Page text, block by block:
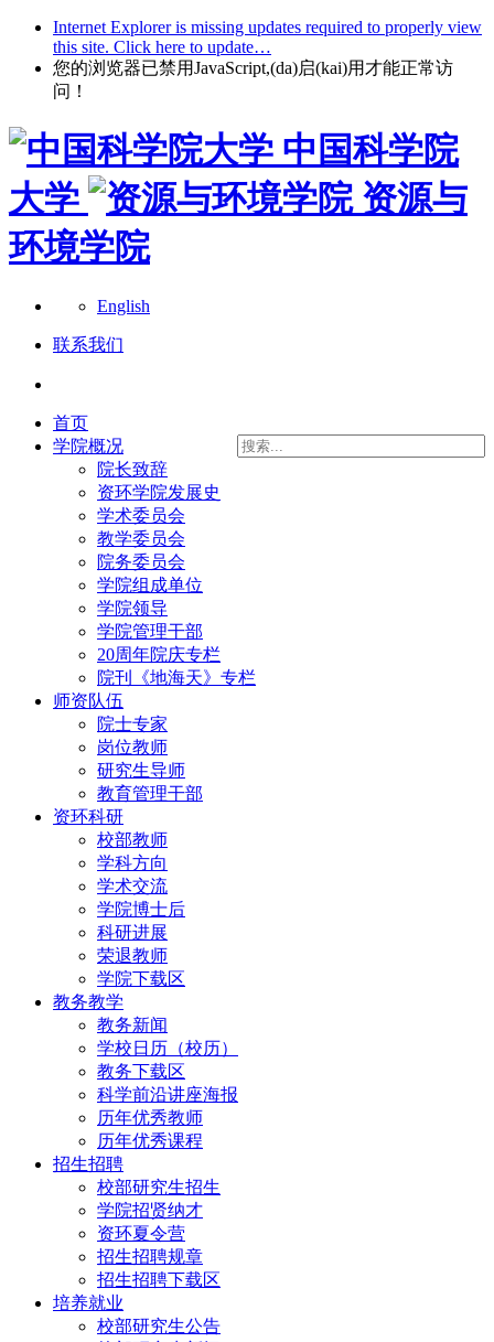
Internet Explorer is missing updates required to properly view
this site. Click here to update…
您的浏览器已禁用JavaScript,(da)启(kai)用才能正常访
问！
中国科学院
大学
资源与
环境学院
English
联系我们
首页
学院概况
院长致辞
资环学院发展史
学术委员会
教学委员会
院务委员会
学院组成单位
学院领导
学院管理干部
20周年院庆专栏
院刊《地海天》专栏
师资队伍
院士专家
岗位教师
研究生导师
教育管理干部
资环科研
校部教师
学科方向
学术交流
学院博士后
科研进展
荣退教师
学院下载区
教务教学
教务新闻
学校日历（校历）
教务下载区
科学前沿讲座海报
历年优秀教师
历年优秀课程
招生招聘
校部研究生招生
学院招贤纳才
资环夏令营
招生招聘规章
招生招聘下载区
培养就业
校部研究生公告